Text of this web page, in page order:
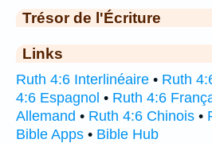
Trésor de l'Écriture
Links
Ruth 4:6 Interlinéaire • Ruth
4:6 Espagnol • Ruth 4:6
Allemand • Ruth 4:6 Chinois •
Bible Apps • Bible Hub